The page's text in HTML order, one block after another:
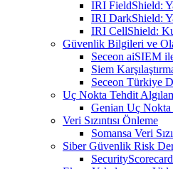
IRI FieldShield:
IRI DarkShield:
IRI CellShield:
Güvenlik Bilgileri ve
Seceon aiSIEM
Siem
Seceon Türkiye
Uç Nokta Tehdit
Genian Uç Nokta
Veri Sızıntısı Önleme
Somansa Veri
Siber Güvenlik Risk